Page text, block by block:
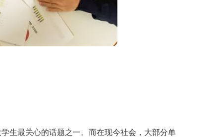
最关心的话题之一。而在现今社会，大部分单